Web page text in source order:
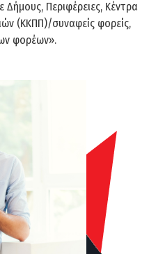
Περιφέρειες, Κέντρα
(ΚΚΠΠ)/συναφείς φορείς,
φορέων».